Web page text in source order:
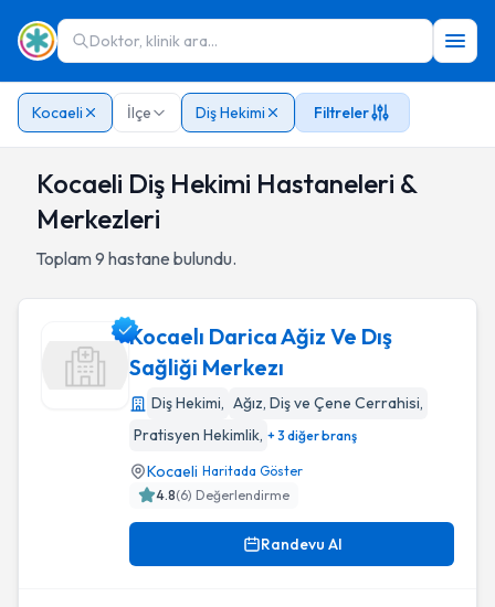
Doktor, klinik ara...
Kocaeli İlçe Diş Hekimi Filtreler
Kocaeli Diş Hekimi Hastaneleri &
Merkezleri
Toplam9 hastane bulundu.
Kocaelı Darica Ağiz Ve Dış
Sağliği Merkezı
Diş Hekimi, Ağız, Diş ve Çene Cerrahisi,
Pratisyen Hekimlik, + 3 diğer branş
Kocaeli Haritada Göster
4.8(6) Değerlendirme
Randevu Al